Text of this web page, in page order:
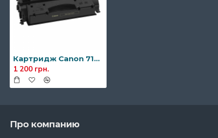
Картридж Canon 719h
1 200 грн.
Про компанию